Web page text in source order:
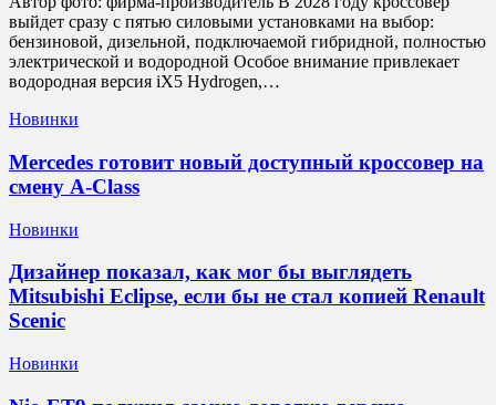
выйдет сразу с пятью силовыми установками на выбор:
бензиновой, дизельной, подключаемой гибридной, полностью
электрической и водородной Особое внимание привлекает
водородная версия iX5 Hydrogen,…
Новинки
Mercedes готовит новый доступный кроссовер на
смену A-Class
Новинки
Дизайнер показал, как мог бы выглядеть
Mitsubishi Eclipse, если бы не стал копией Renault
Scenic
Новинки